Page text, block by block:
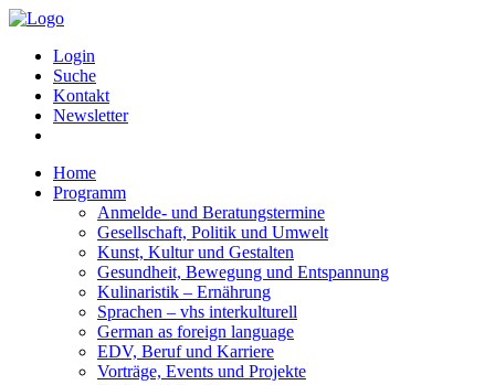
Login
Suche
Kontakt
Newsletter
Home
Programm
Anmelde- und Beratungstermine
Gesellschaft, Politik und Umwelt
Kunst, Kultur und Gestalten
Gesundheit, Bewegung und Entspannung
Kulinaristik – Ernährung
Sprachen – vhs interkulturell
German as foreign language
EDV, Beruf und Karriere
Vorträge, Events und Projekte